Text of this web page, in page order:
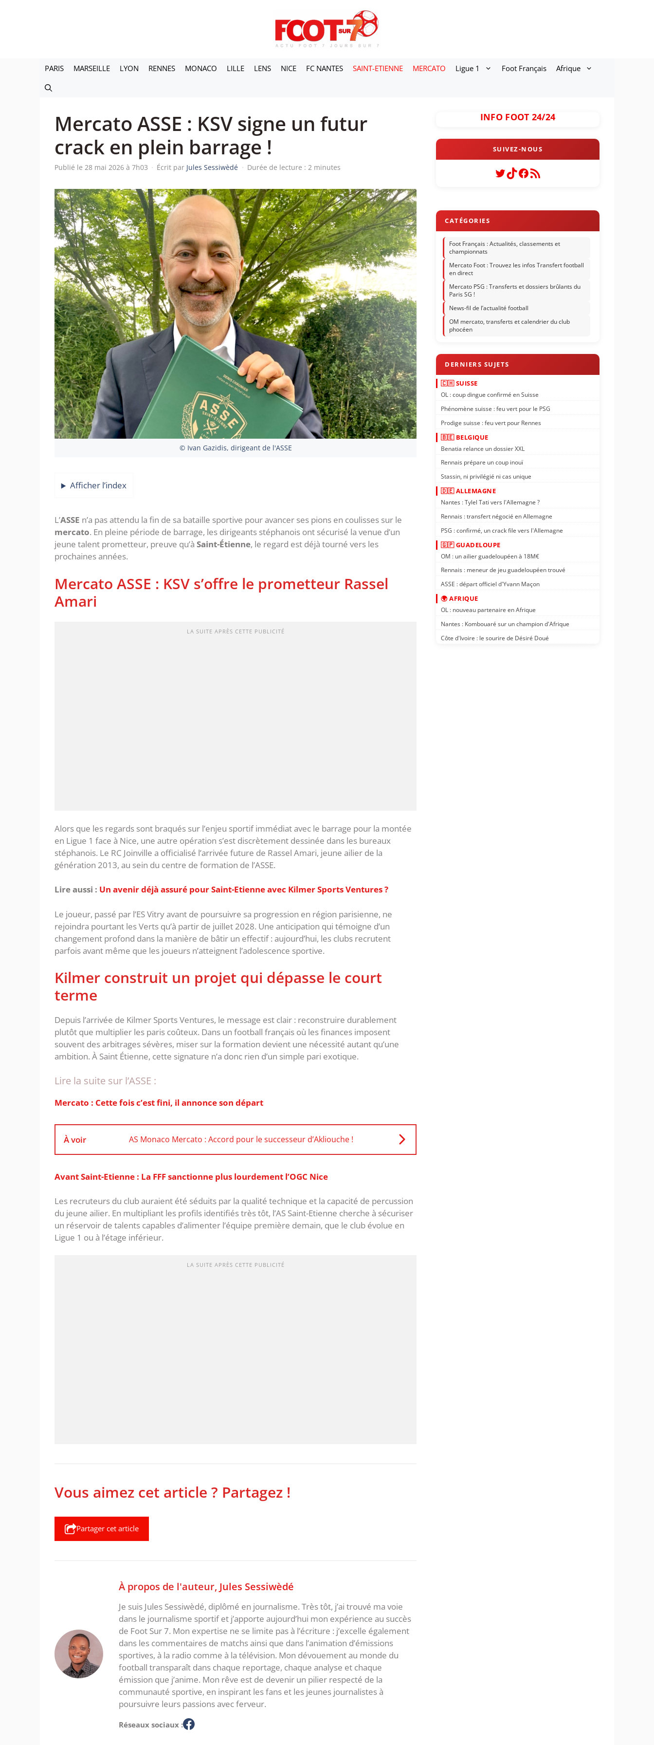
PARIS MARSEILLE LYON RENNES MONACO LILLE LENS NICE FC NANTES SAINT-ETIENNE MERCATO Ligue 1 Foot Français Afrique
Mercato ASSE : KSV signe un futur
crack en plein barrage !
Publié le 28 mai 2026 à 7h03 · Écrit par Jules Sessiwèdé · Durée de lecture : 2 minutes
© Ivan Gazidis, dirigeant de l'ASSE
Afficher l’index
‎L’ASSE n’a pas attendu la fin de sa bataille sportive pour avancer ses pions en coulisses sur le
mercato. En pleine période de barrage, les dirigeants stéphanois ont sécurisé la venue d’un
jeune talent prometteur, preuve qu’à Saint-Étienne, le regard est déjà tourné vers les
prochaines années.
‎Mercato ASSE : KSV s’offre le prometteur Rassel
Amari
LA SUITE APRÈS CETTE PUBLICITÉ
‎Alors que les regards sont braqués sur l’enjeu sportif immédiat avec le barrage pour la montée
en Ligue 1 face à Nice, une autre opération s’est discrètement dessinée dans les bureaux
stéphanois. Le RC Joinville a officialisé l’arrivée future de Rassel Amari, jeune ailier de la
génération 2013, au sein du centre de formation de l’ASSE.
Lire aussi : Un avenir déjà assuré pour Saint-Etienne avec Kilmer Sports Ventures ?
‎Le joueur, passé par l’ES Vitry avant de poursuivre sa progression en région parisienne, ne
rejoindra pourtant les Verts qu’à partir de juillet 2028. Une anticipation qui témoigne d’un
changement profond dans la manière de bâtir un effectif : aujourd’hui, les clubs recrutent
parfois avant même que les joueurs n’atteignent l’adolescence sportive.
‎Kilmer construit un projet qui dépasse le court
terme
‎Depuis l’arrivée de Kilmer Sports Ventures, le message est clair : reconstruire durablement
plutôt que multiplier les paris coûteux. Dans un football français où les finances imposent
souvent des arbitrages sévères, miser sur la formation devient une nécessité autant qu’une
ambition. ‎À Saint Étienne, cette signature n’a donc rien d’un simple pari exotique.
Lire la suite sur l’ASSE :
Mercato : Cette fois c’est fini, il annonce son départ
À voir AS Monaco Mercato : Accord pour le successeur d’Akliouche !
Avant Saint-Etienne : La FFF sanctionne plus lourdement l’OGC Nice
Les recruteurs du club auraient été séduits par la qualité technique et la capacité de percussion
du jeune ailier. En multipliant les profils identifiés très tôt, l’AS Saint-Etienne cherche à sécuriser
un réservoir de talents capables d’alimenter l’équipe première demain, que le club évolue en
Ligue 1 ou à l’étage inférieur.
LA SUITE APRÈS CETTE PUBLICITÉ
Vous aimez cet article ? Partagez !
Partager cet article
À propos de l'auteur, Jules Sessiwèdé
Je suis Jules Sessiwèdé, diplômé en journalisme. Très tôt, j’ai trouvé ma voie
dans le journalisme sportif et j’apporte aujourd’hui mon expérience au succès
de Foot Sur 7. Mon expertise ne se limite pas à l’écriture : j’excelle également
dans les commentaires de matchs ainsi que dans l’animation d’émissions
sportives, à la radio comme à la télévision. Mon dévouement au monde du
football transparaît dans chaque reportage, chaque analyse et chaque
émission que j’anime. Mon rêve est de devenir un pilier respecté de la
communauté sportive, en inspirant les fans et les jeunes journalistes à
poursuivre leurs passions avec ferveur.
Réseaux sociaux :
INFO FOOT 24/24
Twitter
TikTok
Facebook
Flux RSS
Foot Français : Actualités, classements et
championnats
Mercato Foot : Trouvez les infos Transfert football
en direct
Mercato PSG : Transferts et dossiers brûlants du
Paris SG !
News-fil de l’actualité football
OM mercato, transferts et calendrier du club
phocéen
🇨🇭 SUISSE
OL : coup dingue confirmé en Suisse
Phénomène suisse : feu vert pour le PSG
Prodige suisse : feu vert pour Rennes
🇧🇪 BELGIQUE
Benatia relance un dossier XXL
Rennais prépare un coup inouï
Stassin, ni privilégié ni cas unique
🇩🇪 ALLEMAGNE
Nantes : Tylel Tati vers l'Allemagne ?
Rennais : transfert négocié en Allemagne
PSG : confirmé, un crack file vers l'Allemagne
🇬🇵 GUADELOUPE
OM : un ailier guadeloupéen à 18M€
Rennais : meneur de jeu guadeloupéen trouvé
ASSE : départ officiel d'Yvann Maçon
🌍 AFRIQUE
OL : nouveau partenaire en Afrique
Nantes : Kombouaré sur un champion d'Afrique
Côte d'Ivoire : le sourire de Désiré Doué